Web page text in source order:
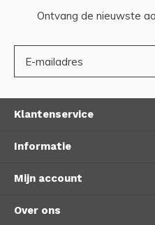
Ontvang de nieuwste
Klantenservice
Informatie
Mijn account
Over ons